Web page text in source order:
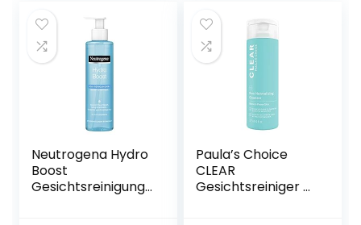
Neutrogena Hydro
Boost
Gesichtsreinigung,
Paula’s Choice
CLEAR
Gesichtsreiniger –